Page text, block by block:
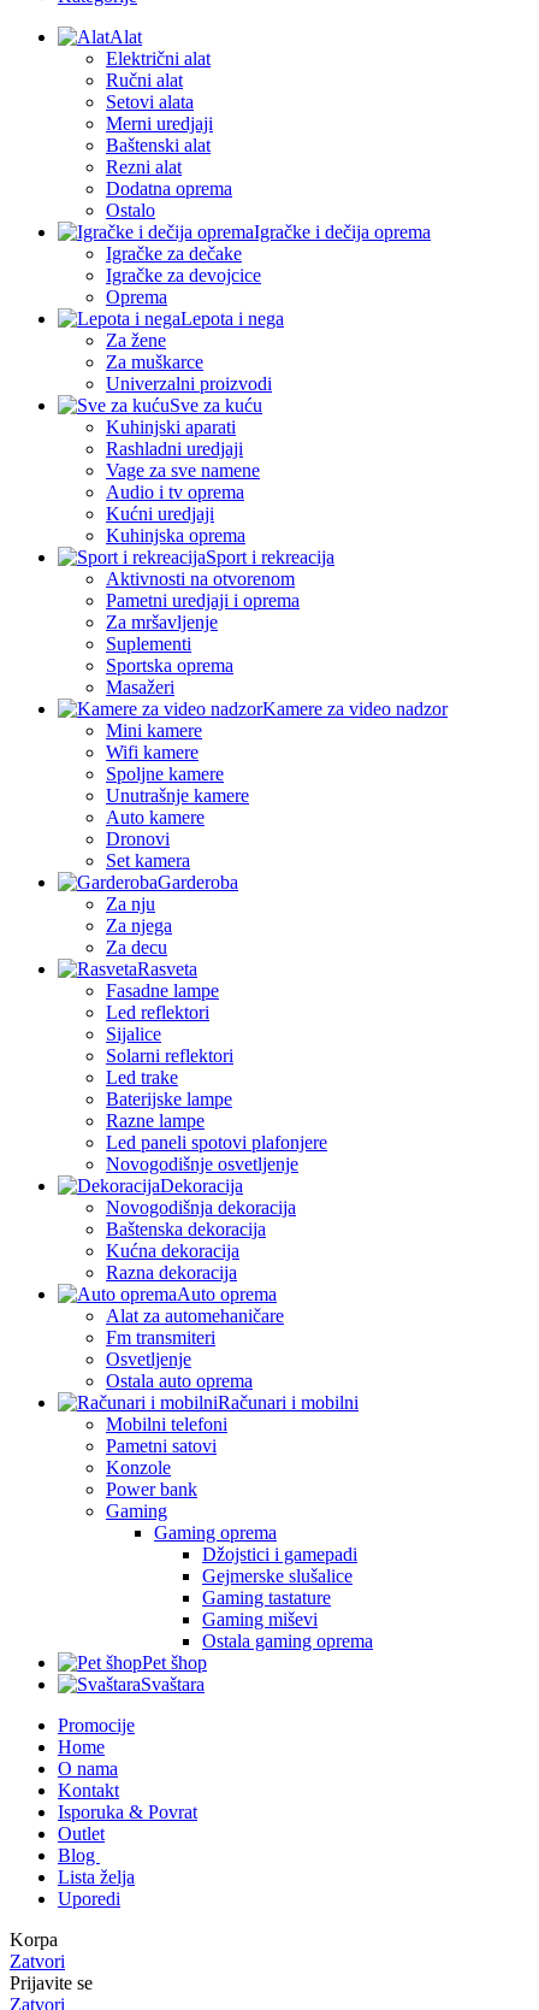
Alat
Električni alat
Ručni alat
Setovi alata
Merni uredjaji
Baštenski alat
Rezni alat
Dodatna oprema
Ostalo
Igračke i dečija oprema
Igračke za dečake
Igračke za devojcice
Oprema
Lepota i nega
Za žene
Za muškarce
Univerzalni proizvodi
Sve za kuću
Kuhinjski aparati
Rashladni uredjaji
Vage za sve namene
Audio i tv oprema
Kućni uredjaji
Kuhinjska oprema
Sport i rekreacija
Aktivnosti na otvorenom
Pametni uredjaji i oprema
Za mršavljenje
Suplementi
Sportska oprema
Masažeri
Kamere za video nadzor
Mini kamere
Wifi kamere
Spoljne kamere
Unutrašnje kamere
Auto kamere
Dronovi
Set kamera
Garderoba
Za nju
Za njega
Za decu
Rasveta
Fasadne lampe
Led reflektori
Sijalice
Solarni reflektori
Led trake
Baterijske lampe
Razne lampe
Led paneli spotovi plafonjere
Novogodišnje osvetljenje
Dekoracija
Novogodišnja dekoracija
Baštenska dekoracija
Kućna dekoracija
Razna dekoracija
Auto oprema
Alat za automehaničare
Fm transmiteri
Osvetljenje
Ostala auto oprema
Računari i mobilni
Mobilni telefoni
Pametni satovi
Konzole
Power bank
Gaming
Gaming oprema
Džojstici i gamepadi
Gejmerske slušalice
Gaming tastature
Gaming miševi
Ostala gaming oprema
Pet šhop
Svaštara
Promocije
Home
O nama
Kontakt
Isporuka & Povrat
Outlet
Blog
Lista želja
Uporedi
Korpa
Zatvori
Prijavite se
Zatvori